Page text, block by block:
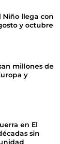
Niño llega con
y octubre
millones de
y
en El
sin